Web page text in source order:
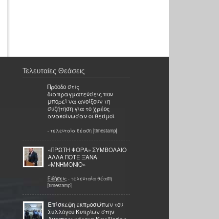
Τελευταίες Θεάσεις
Πρόοδο στις
διαπραγματεύσεις που
μπορεί να ανοίξουν τη
συζήτηση για το χρέος
ανακοίνωσαν οι θεσμοί
- τελευταία θέαση [timestamp]
«ΠΡΩΤΗ ΦΟΡΑ» ΣΥΜΒΟΛΑΙΟ
ΑΛΛΑ ΠΟΤΕ ΞΑΝΑ
«ΜΝΗΜΟΝΙΟ»
Ειδήσεις - τελευταία θέαση
[timestamp]
Επίσκεψη εκπροσώπων του
Συλλόγου Κυπρίων στην